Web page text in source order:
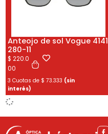
Anteojo de sol Vogue 4141
280-11
$ 220.0
00
3 Cuotas de $ 73.333 (sin
interés)